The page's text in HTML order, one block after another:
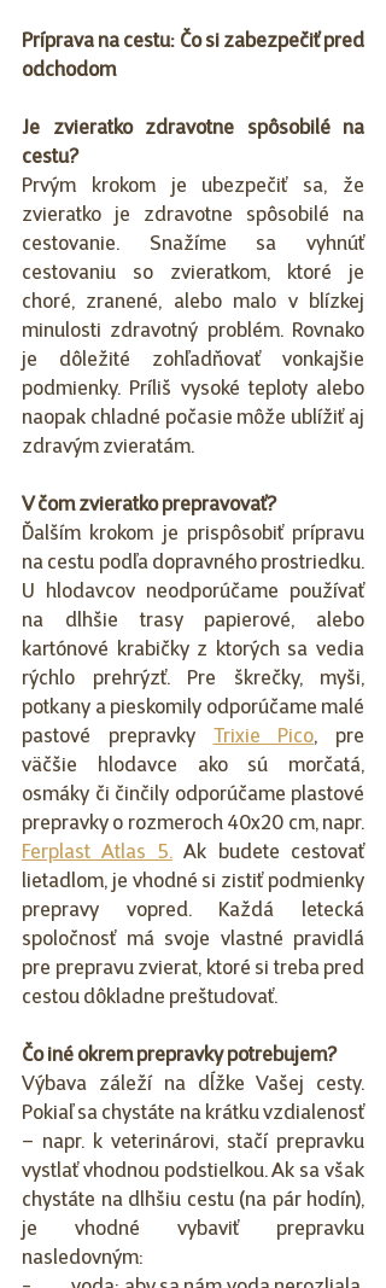
Príprava na cestu: Čo si zabezpečiť pred
odchodom
Je zvieratko zdravotne spôsobilé na
cestu?
Prvým krokom je ubezpečiť sa, že
zvieratko je zdravotne spôsobilé na
cestovanie. Snažíme sa vyhnúť
cestovaniu so zvieratkom, ktoré je
choré, zranené, alebo malo v blízkej
minulosti zdravotný problém. Rovnako
je dôležité zohľadňovať vonkajšie
podmienky. Príliš vysoké teploty alebo
naopak chladné počasie môže ublížiť aj
zdravým zvieratám.
V čom zvieratko prepravovať?
Ďalším krokom je prispôsobiť prípravu
na cestu podľa dopravného prostriedku.
U hlodavcov neodporúčame používať
na dlhšie trasy papierové, alebo
kartónové krabičky z ktorých sa vedia
rýchlo prehrýzť. Pre škrečky, myši,
potkany a pieskomily odporúčame malé
pastové prepravky
Trixie Pico, pre
väčšie hlodavce ako sú morčatá,
osmáky či činčily odporúčame plastové
Ferplast Atlas 5. Ak budete cestovať
lietadlom, je vhodné si zistiť podmienky
prepravy vopred. Každá letecká
spoločnosť má svoje vlastné pravidlá
pre prepravu zvierat, ktoré si treba pred
cestou dôkladne preštudovať.
Čo iné okrem prepravky potrebujem?
Výbava záleží na dĺžke Vašej cesty.
Pokiaľ sa chystáte na krátku vzdialenosť
– napr. k veterinárovi, stačí prepravku
vystlať vhodnou podstielkou. Ak sa však
chystáte na dlhšiu cestu (na pár hodín),
je vhodné vybaviť prepravku
nasledovným: